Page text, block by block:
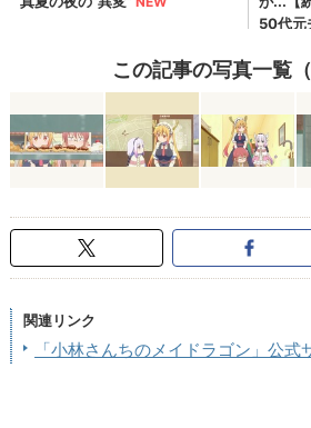
この記事の写真一覧（
関連リンク
「小林さんちのメイドラゴン」公式